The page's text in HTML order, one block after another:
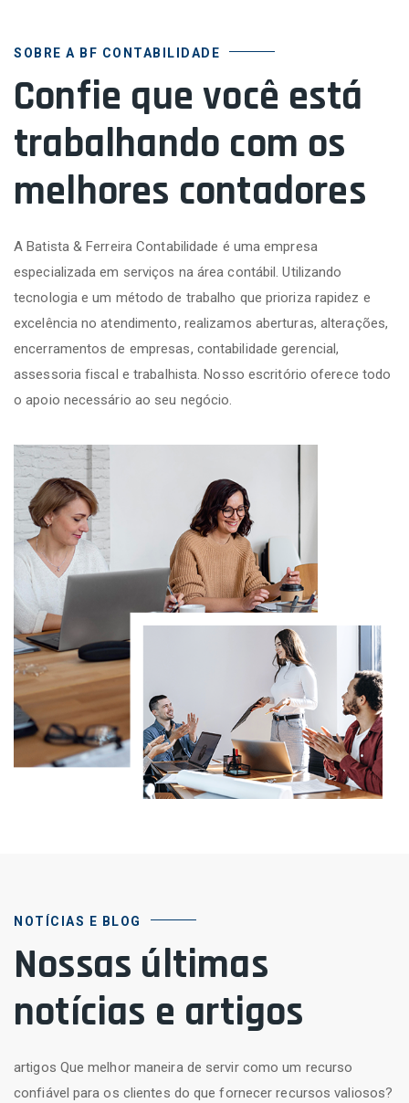
SOBRE A BF CONTABILIDADE
Confie que você está
trabalhando com os
melhores contadores
A Batista & Ferreira Contabilidade é uma empresa
especializada em serviços na área contábil. Utilizando
tecnologia e um método de trabalho que prioriza rapidez e
excelência no atendimento, realizamos aberturas, alterações,
encerramentos de empresas, contabilidade gerencial,
assessoria fiscal e trabalhista. Nosso escritório oferece todo
o apoio necessário ao seu negócio.
NOTÍCIAS E BLOG
Nossas últimas
notícias e artigos
artigos Que melhor maneira de servir como um recurso
confiável para os clientes do que fornecer recursos valiosos?